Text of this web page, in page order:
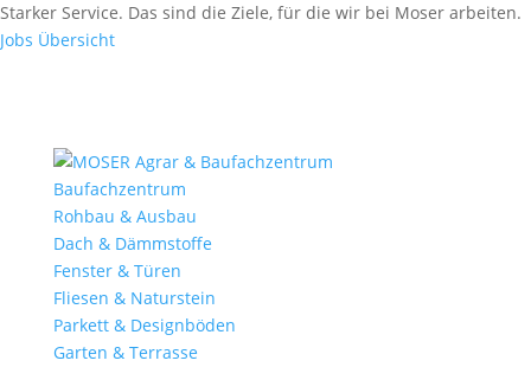
Fax: (0 84 56) 91 86 90 - 50
Fax: (0 94 42) 92 10 83 - 50
Starker Service. Das sind die Ziele, für die wir bei Moser arbeiten.
Jobs Übersicht
Baufachzentrum
Rohbau & Ausbau
Dach & Dämmstoffe
Fenster & Türen
Fliesen & Naturstein
Parkett & Designböden
Garten & Terrasse